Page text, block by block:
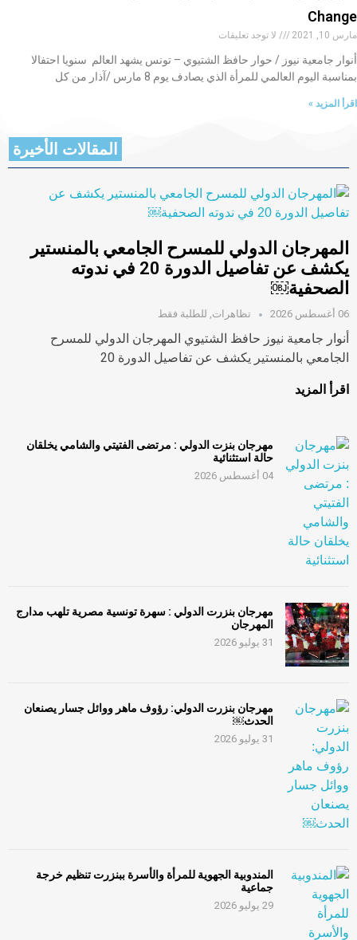
Change
مارس 10, 2021 لا توجد تعليقات
أنوار جامعية نيوز / حوار حافظ الشتيوي – تونس يشهد العالم سنويا احتفالا
بمناسبة اليوم العالمي للمرأة الذي يصادف يوم 8 مارس /آذار من كل
اقرأ المزيد »
المقالات الأخيرة
المهرجان الدولي للمسرح الجامعي بالمنستير
يكشف عن تفاصيل الدورة 20 في ندوته
الصحفية￼
06 أغسطس 2026 تظاهرات, للطلبة فقط
أنوار جامعية نيوز حافظ الشتيوي المهرجان الدولي للمسرح
الجامعي بالمنستير يكشف عن تفاصيل الدورة 20
اقرأ المزيد
مهرجان بنزت الدولي : مرتضى الفتيتي والشامي يخلقان
حالة استثنائية
04 أغسطس 2026
مهرجان بنزرت الدولي : سهرة تونسية مصرية تلهب مدارج
المهرجان
31 يوليو 2026
مهرجان بنزرت الدولي: رؤوف ماهر ووائل جسار يصنعان
الحدث￼
31 يوليو 2026
المندوبية الجهوية للمرأة والأسرة ببنزرت تنظيم خرجة
جماعية
29 يوليو 2026